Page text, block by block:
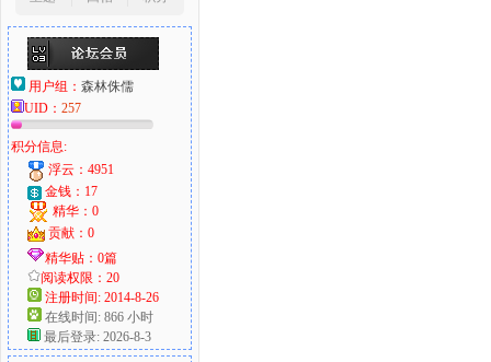
用户组： 森林侏儒
UID： 257
积分信息:
浮云：4951
金钱：17
精华：0
贡献：0
精华贴：0篇
阅读权限：20
注册时间: 2014-8-26
在线时间: 866 小时
最后登录: 2026-8-3